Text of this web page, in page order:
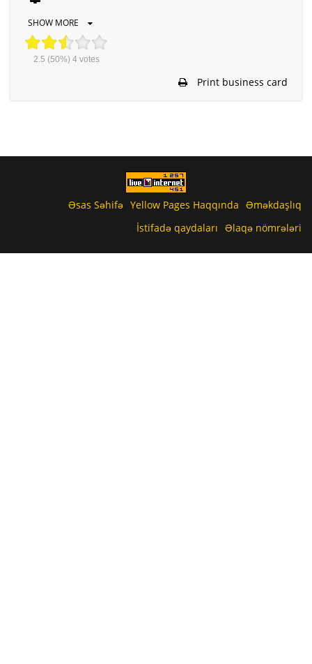
SHOW MORE
2.5 (50%) 4votes
Print business card
Əsas Səhifə Yellow Pages Haqqında Əməkdaşlıq
İstifadə qaydaları Əlaqə nömrələri